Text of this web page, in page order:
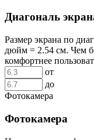
Диагональ
Размер экрана по
дюйм = 2.54 см. Чем
комфортнее
от
до
Фотокамера
Фотокамера